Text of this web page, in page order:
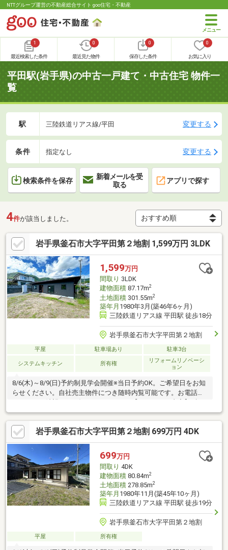
NTTグループ運営の不動産総合サイト goo住宅・不動産
1
最近検索した条件
0
最近見た物件
0
保存した条件
0
お気に入り
平田駅(岩手県)の中古一戸建て・中古住宅 物件一
覧
駅 三陸鉄道リアス線/平田 変更する
条件 指定なし 変更する
検索条件を保存
新着メールを受
取る
アプリで探す
4件が該当しました。
岩手県釜石市大字平田第２地割 1,599万円 3LDK
1,599万円
間取り 3LDK
建物面積87.17m2
土地面積301.55m2
築年月 1980年3月(築46年6ヶ月)
三陸鉄道リアス線 平田駅 徒歩18分
岩手県釜石市大字平田第２地割
平屋 駐車場あり 駐車3台
システムキッチン 所有権
リフォームリノベーシ
ョン
8/6(木)～8/9(日)予約制見学会開催※当日予約OK。ご希望日をお知
らせください。自社売主物件につき随時内覧可能です。お電話か
準シロアリ防除工事、クリーニング、鍵交換、雨漏り点検、設備
点検●外構・外装駐車場拡張、屋根塗装、外壁塗装・張替、植栽
剪定、庭木伐採●水回りシステムキッチン交換、ユニットバス交
換、トイレ交換、洗面化粧台交換●内装間取変更、玄関扉交換、
室内ドア（一部）交換、床材上張り、シューズボックス交換、ク
ロス張替え●その他設備インターホン設置、火災警報器設置、照
明器具交換【おすすめポ
岩手県釜石市大字平田第２地割 699万円 4DK
699万円
間取り 4DK
建物面積80.84m2
土地面積278.85m2
築年月 1980年11月(築45年10ヶ月)
三陸鉄道リアス線 平田駅 徒歩19分
岩手県釜石市大字平田第２地割
平屋 所有権